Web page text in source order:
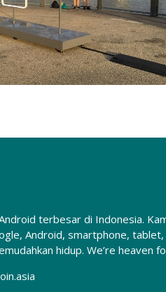
terbesar di Indonesia.
Android, smartphone,
hidup. We’re heaven